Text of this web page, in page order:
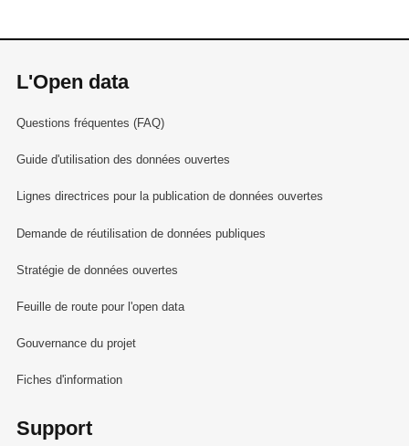
L'Open data
Questions fréquentes (FAQ)
Guide d'utilisation des données ouvertes
Lignes directrices pour la publication de données ouvertes
Demande de réutilisation de données publiques
Stratégie de données ouvertes
Feuille de route pour l'open data
Gouvernance du projet
Fiches d'information
Support